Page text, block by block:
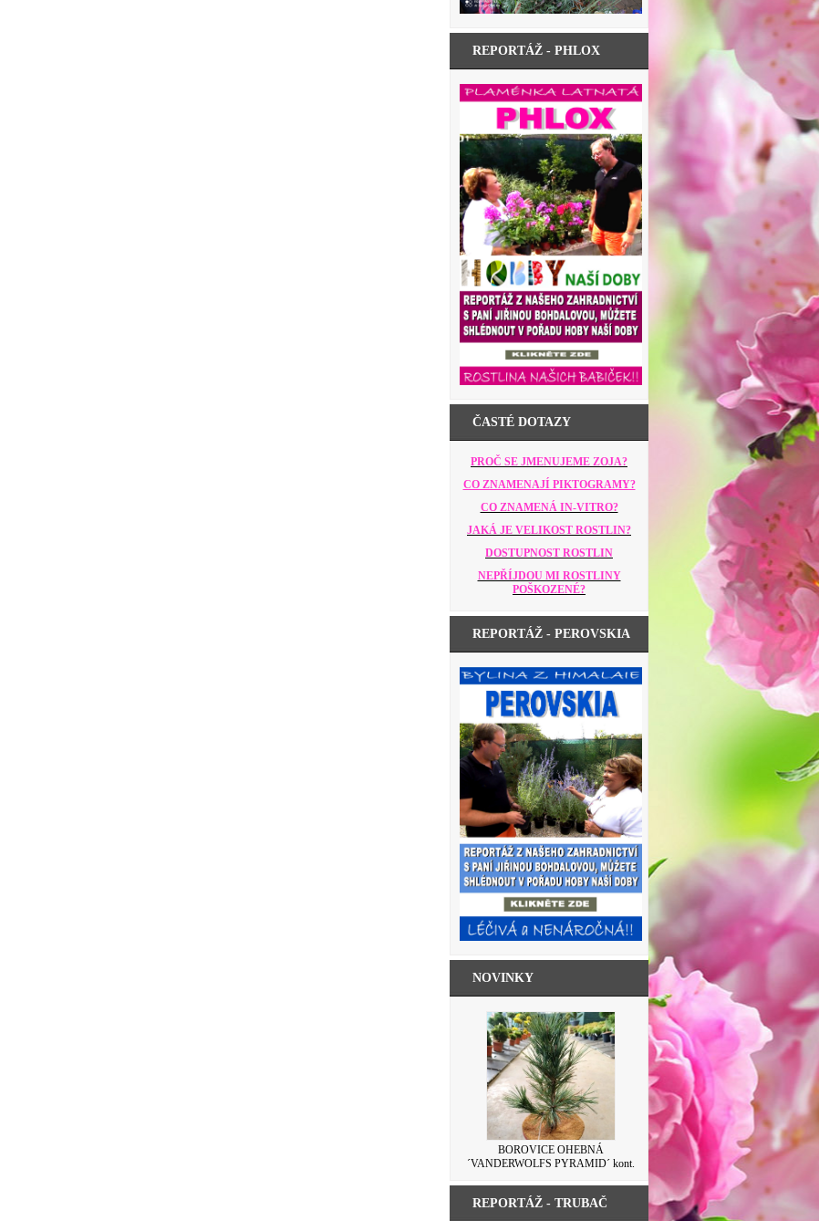
REPORTÁŽ - PHLOX
ČASTÉ DOTAZY
PROČ SE JMENUJEME ZOJA?
CO ZNAMENAJÍ PIKTOGRAMY?
CO ZNAMENÁ IN-VITRO?
JAKÁ JE VELIKOST ROSTLIN?
DOSTUPNOST ROSTLIN
NEPŘÍJDOU MI ROSTLINY
POŠKOZENÉ?
REPORTÁŽ - PEROVSKIA
NOVINKY
BOROVICE OHEBNÁ
´VANDERWOLFS PYRAMID´ kont.
SKLENICE ZAVAŘOVACÍ S VÍČKEM
LEVANDULE 500ML
REPORTÁŽ - TRUBAČ